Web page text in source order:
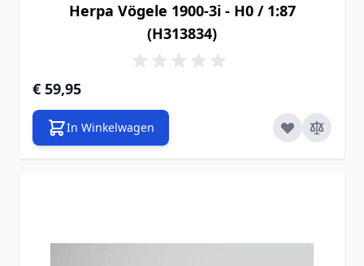
Herpa Vögele 1900-3i - H0 / 1:87
(H313834)
€ 59,95
In Winkelwagen